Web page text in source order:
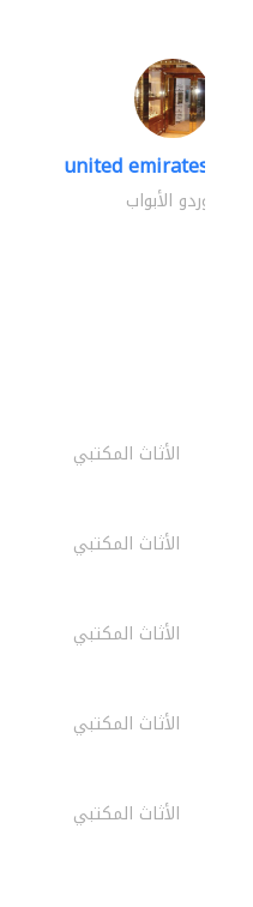
united emirates
موردو الأبواب
الأثاث المكتبي
الأثاث المكتبي
الأثاث المكتبي
الأثاث المكتبي
الأثاث المكتبي